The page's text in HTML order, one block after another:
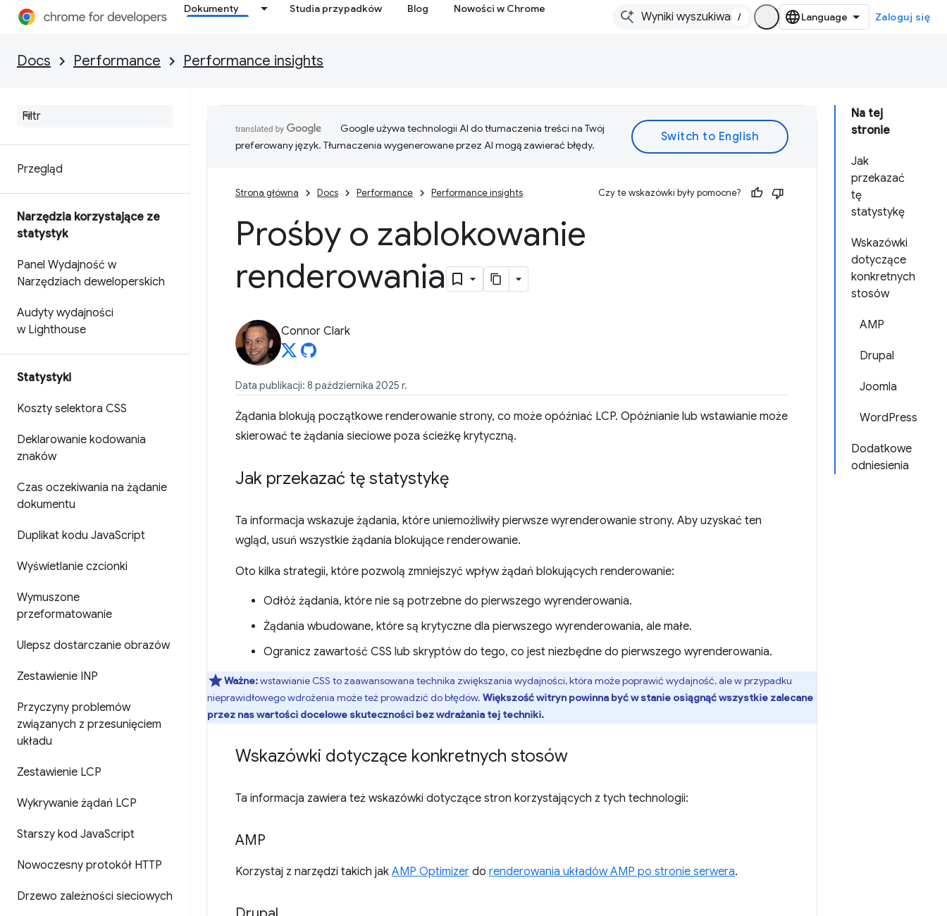
Dokumenty Studia przypadków Blog Nowości w Chrome
/ Zaloguj się
Docs Performance Performance insights
Przegląd
Narzędzia korzystające ze
statystyk
Panel Wydajność w
Narzędziach deweloperskich
Audyty wydajności
w Lighthouse
Statystyki
Koszty selektora CSS
Deklarowanie kodowania
znaków
Czas oczekiwania na żądanie
dokumentu
Duplikat kodu JavaScript
Wyświetlanie czcionki
Wymuszone
przeformatowanie
Ulepsz dostarczanie obrazów
Zestawienie INP
Przyczyny problemów
związanych z przesunięciem
układu
Zestawienie LCP
Wykrywanie żądań LCP
Starszy kod JavaScript
Nowoczesny protokół HTTP
Drzewo zależności sieciowych
Na tej
stronie
Jak
przekazać
tę
statystykę
Wskazówki
dotyczące
konkretnych
stosów
AMP
Drupal
Joomla
WordPress
Dodatkowe
odniesienia
Google używa technologii AI do tłumaczenia treści na Twój
preferowany język. Tłumaczenia wygenerowane przez AI mogą zawierać błędy.
Strona główna Docs Performance Performance insights Czy te wskazówki były pomocne?
Prośby o zablokowanie
renderowania
Connor Clark
Data publikacji: 8 października 2025 r.
Żądania blokują początkowe renderowanie strony, co może opóźniać LCP. Opóźnianie lub wstawianie może
skierować te żądania sieciowe poza ścieżkę krytyczną.
Jak przekazać tę statystykę
Ta informacja wskazuje żądania, które uniemożliwiły pierwsze wyrenderowanie strony. Aby uzyskać ten
wgląd, usuń wszystkie żądania blokujące renderowanie.
Oto kilka strategii, które pozwolą zmniejszyć wpływ żądań blokujących renderowanie:
Odłóż żądania, które nie są potrzebne do pierwszego wyrenderowania.
Żądania wbudowane, które są krytyczne dla pierwszego wyrenderowania, ale małe.
Ogranicz zawartość CSS lub skryptów do tego, co jest niezbędne do pierwszego wyrenderowania.
Ważne:wstawianie CSS to zaawansowana technika zwiększania wydajności, która może poprawić wydajność, ale w przypadku
nieprawidłowego wdrożenia może też prowadzić do błędów. Większość witryn powinna być w stanie osiągnąć wszystkie zalecane
przez nas wartości docelowe skuteczności bez wdrażania tej techniki.
Wskazówki dotyczące konkretnych stosów
Ta informacja zawiera też wskazówki dotyczące stron korzystających z tych technologii:
AMP
Korzystaj z narzędzi takich jak AMP Optimizer do renderowania układów AMP po stronie serwera.